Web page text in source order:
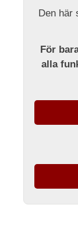
Den här
För
alla